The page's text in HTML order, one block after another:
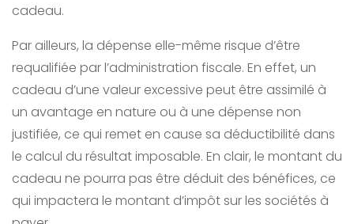
cadeau.
Par ailleurs, la dépense elle-même risque d’être
requalifiée par l’administration fiscale. En effet, un
cadeau d’une valeur excessive peut être assimilé à
un avantage en nature ou à une dépense non
justifiée, ce qui remet en cause sa déductibilité dans
le calcul du résultat imposable. En clair, le montant du
cadeau ne pourra pas être déduit des bénéfices, ce
qui impactera le montant d’impôt sur les sociétés à